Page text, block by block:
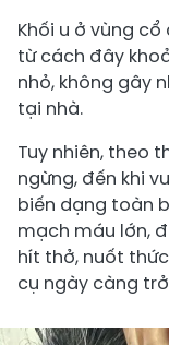
Khối u ở vùng
từ cách đây
nhỏ, không gây
tại nhà.
Tuy nhiên, theo
ngừng, đến khi
biến dạng toàn
mạch máu lớn,
hít thở, nuốt
cụ ngày càng